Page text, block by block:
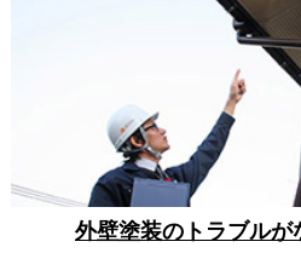
外壁塗装のトラブルが